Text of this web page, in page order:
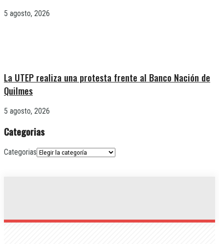
5 agosto, 2026
La UTEP realiza una protesta frente al Banco Nación de
Quilmes
5 agosto, 2026
Categorias
Categorias